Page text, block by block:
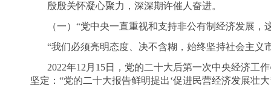
殷殷关怀凝心聚力，深深期许催人奋进。
（一）“党中央一直重视和支持非公有制经济发展，
“我们必须亮明态度、决不含糊，始终坚持社会主义
2022年12月15日，党的二十大后第一次中央经济工
坚定：“党的二十大报告鲜明提出‘促进民营经济发展壮